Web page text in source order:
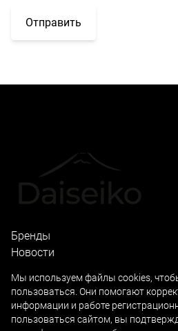
Отправить
Бренды
Новости
Академия Дайсэйко
Профессиональная линия
Мы используем файлы cookies,
пользоваться. Они помогают
информации и работе
пользоваться сайтом, вы